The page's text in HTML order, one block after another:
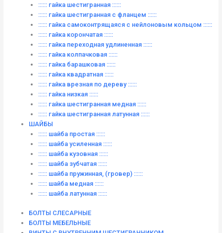
:::::: гайка шестигранная ::::::
:::::: гайка шестигранная с фланцем ::::::
:::::: гайка самоконтрящаяся с нейлоновым кольцом ::::::
:::::: гайка корончатая ::::::
:::::: гайка переходная удлиненная ::::::
:::::: гайка колпачковая ::::::
:::::: гайка барашковая ::::::
:::::: гайка квадратная ::::::
:::::: гайка врезная по дереву ::::::
:::::: гайка низкая ::::::
:::::: гайка шестигранная медная ::::::
:::::: гайка шестигранная латунная ::::::
ШАЙБЫ
:::::: шайба простая ::::::
:::::: шайба усиленная ::::::
:::::: шайба кузовная ::::::
:::::: шайба зубчатая ::::::
:::::: шайба пружинная, (гровер) ::::::
:::::: шайба медная ::::::
:::::: шайба латунная ::::::
БОЛТЫ СЛЕСАРНЫЕ
БОЛТЫ МЕБЕЛЬНЫЕ